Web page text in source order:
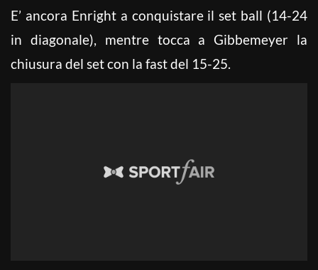
E’ ancora Enright a conquistare il set ball (14-24
in diagonale), mentre tocca a Gibbemeyer la
chiusura del set con la fast del 15-25.